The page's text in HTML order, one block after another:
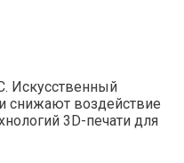
Искусственный
снижают воздействие
3D-печати для